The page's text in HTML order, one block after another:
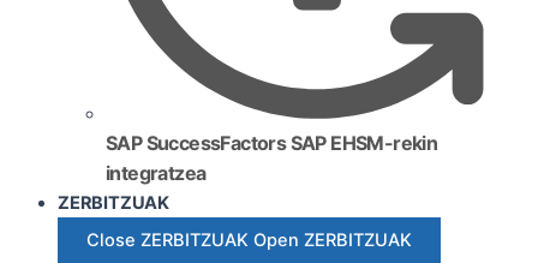
SAP SuccessFactors SAP EHSM-rekin
integratzea
ZERBITZUAK
Close ZERBITZUAK Open ZERBITZUAK